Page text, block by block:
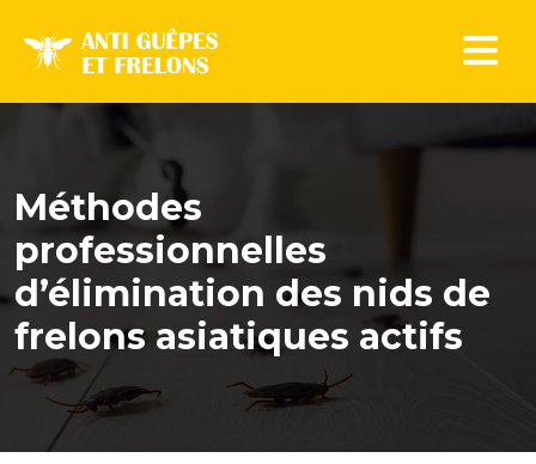
Méthodes
professionnelles
d’élimination des nids de
frelons asiatiques actifs